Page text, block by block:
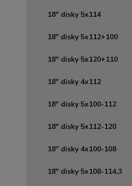
18" disky 5x114
18" disky 5x112+100
18" disky 5x120+110
18" disky 4x112
18" disky 5x100-112
18" disky 5x112-120
18" disky 4x100-108
18" disky 5x108-114,3